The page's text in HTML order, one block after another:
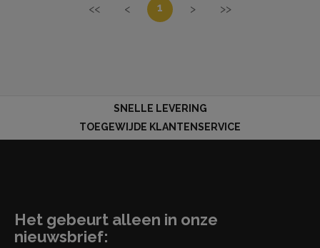
<< < 1 > >>
SNELLE LEVERING
TOEGEWIJDE KLANTENSERVICE
Het gebeurt alleen in onze
nieuwsbrief: